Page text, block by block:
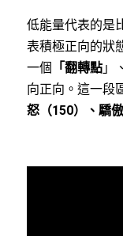
低能量代表的是
表積極正向的狀
一個
「翻轉點 」
向正向。這一段
怒（150）、驕